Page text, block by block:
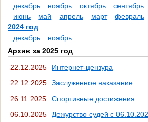
декабрь
ноябрь октябрь сентябрь
июнь
май апрель март
февраль
2024 год
декабрь
ноябрь
Архив за 2025 год
22.12.2025
Интернет-цензура
22.12.2025
Заслуженное наказание
26.11.2025
Спортивные достижения
06.10.2025
Дежурство судей с